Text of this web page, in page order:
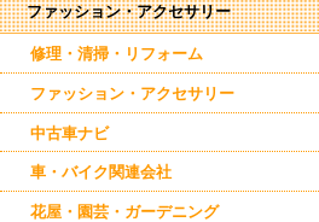
ファッション・アクセサリー
修理・清掃・リフォーム
ファッション・アクセサリー
中古車ナビ
車・バイク関連会社
花屋・園芸・ガーデニング
帯広市
駅近郊
駅周辺
東帯広
西帯広
南帯広
幕別
芽室